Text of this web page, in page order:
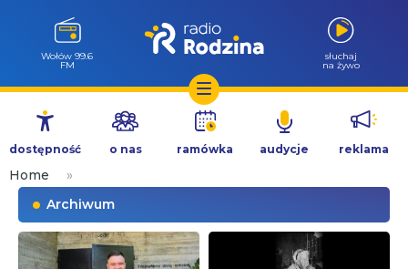
Przejdź
treści
Wołów 99.6
FM
słuchaj
na żywo
dostępność o nas ramówka audycje reklama
Home
»
Archiwum